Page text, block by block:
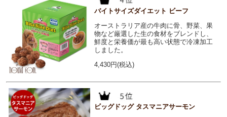
バイトサイズダイエット ビーフ
オーストラリア産の牛肉に骨、野菜、果
物など厳選した生の食材をブレンドし、
鮮度と栄養価が最も高い状態で冷凍加工
しました。
4,430円(税込)
ビッグドッグ タスマニアサーモン